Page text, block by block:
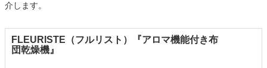
介します。
FLEURISTE（フルリスト）『アロマ機能付き布
団乾燥機』